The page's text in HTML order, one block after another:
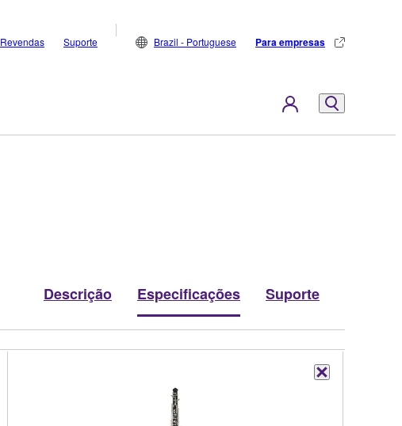
Revendas Suporte Brazil - Portuguese Para empresas
Descrição Especificações Suporte